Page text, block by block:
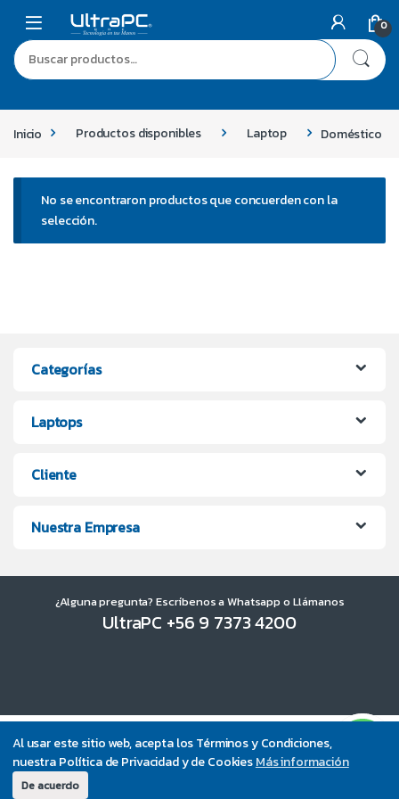
Al usar este sitio web, acepta los Términos y Condiciones,
nuestra Política de Privacidad y de CookiesMás información
De acuerdo
0
Inicio Productos disponibles Laptop Doméstico
No se encontraron productos que concuerden con la
selección.
Categorías
Laptops
Cliente
Nuestra Empresa
¿Alguna pregunta? Escríbenos a Whatsapp o Llámanos
UltraPC +56 9 7373 4200